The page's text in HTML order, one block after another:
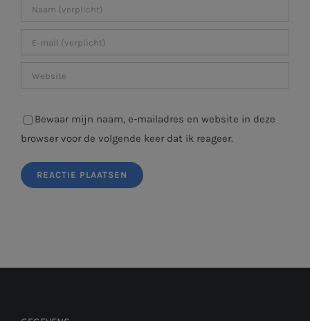
Bewaar mijn naam, e-mailadres en website in deze
browser voor de volgende keer dat ik reageer.